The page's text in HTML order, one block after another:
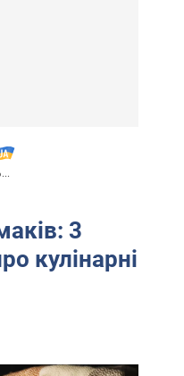
3
кулінарні